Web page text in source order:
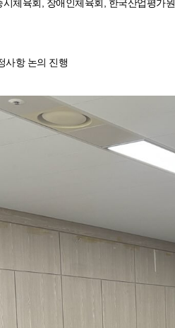
체육회, 장애인체육회, 한국산업평가원
사항 논의 진행